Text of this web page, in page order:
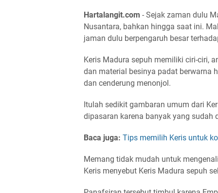
Hartalangit.com - Sejak zaman dulu
Nusantara, bahkan hingga saat ini.
jaman dulu berpengaruh besar
Keris Madura sepuh memiliki ciri-ciri,
dan material besinya padat berwarna
dan cenderung menonjol.
Itulah sedikit gambaran umum dari
dipasaran karena banyak yang sudah
Baca juga: Tips memilih Keris untuk
Memang tidak mudah untuk
Keris menyebut Keris Madura sepuh